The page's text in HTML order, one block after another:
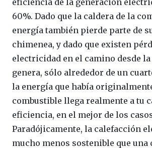
60%. Dado que la caldera de la
energía también pierde parte de
chimenea, y dado que existen
electricidad en el camino desde
genera, sólo alrededor de un
la energía que había
combustible llega realmente a tu
eficiencia, en el mejor de los
Paradójicamente, la calefacción
mucho menos sostenible que una